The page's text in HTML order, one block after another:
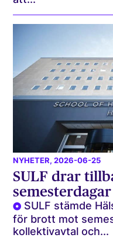
NYHETER, 2026-06-25
SULF drar
semesterdagar
SULF stämde
för brott mot
kollektivavtal och...